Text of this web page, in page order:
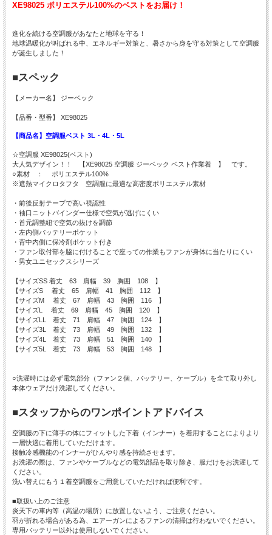
XE98025 ポリエステル100%のベストをお届け！
進化を続ける空調服があなたと地球を守る！
地球温暖化が叫ばれる中、エネルギー対策と、暑さから身を守る対策として空調服
が誕生しました！
■スペック
【メーカー名】 ジーベック
【品番・型番】 XE98025
【商品名】空調服ベスト 3L・4L・5L
☆空調服 XE98025(ベスト)
大人気デザイン！！ 【XE98025 空調服 ジーベック ベスト作業着 】 です。
○素材 ： ポリエステル100%
※遮熱マイクロタフタ 空調服に最適な高密度ポリエステル素材
・前後反射テープで高い視認性
・袖口ニットバインダー仕様で空気が逃げにくい
・首元調整紐で空気の抜けを調節
・左内側バッテリーポケット
・背中内側に保冷剤ポケット付き
・ファン取付部を脇に付けることで座っての作業もファンが身体に当たりにくい
・男女ユニセックスシリーズ
【サイズSS 着丈 63 肩幅 39 胸囲 108 】
【サイズS 着丈 65 肩幅 41 胸囲 112 】
【サイズM 着丈 67 肩幅 43 胸囲 116 】
【サイズL 着丈 69 肩幅 45 胸囲 120 】
【サイズLL 着丈 71 肩幅 47 胸囲 124 】
【サイズ3L 着丈 73 肩幅 49 胸囲 132 】
【サイズ4L 着丈 73 肩幅 51 胸囲 140 】
【サイズ5L 着丈 73 肩幅 53 胸囲 148 】
○洗濯時には必ず電気部分（ファン２個、バッテリー、ケーブル）を全て取り外し
本体ウェアだけ洗濯してください。
■スタッフからのワンポイントアドバイス
空調服の下に薄手の体にフィットした下着（インナー）を着用することによりより
一層快適に着用していただけます。
接触冷感機能のインナーがひんやり感を持続させます。
お洗濯の際は、ファンやケーブルなどの電気部品を取り除き、服だけをお洗濯して
ください。
洗い替えにもう１着空調服をご用意していただければ便利です。
■取扱い上のご注意
炎天下の車内等（高温の場所）に放置しないよう、ご注意ください。
羽が折れる場合がある為、エアーガンによるファンの清掃は行わないでください。
専用バッテリー以外は使用しないでください。